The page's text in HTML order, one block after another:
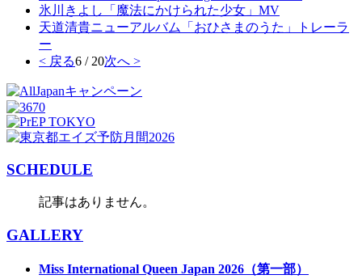
氷川きよし「魔法にかけられた少女」MV
天道清貴ニューアルバム「おひさまのうた」トレーラ
ー
< 戻る6 / 20次へ >
SCHEDULE
記事はありません。
GALLERY
Miss International Queen Japan 2026（第一部）